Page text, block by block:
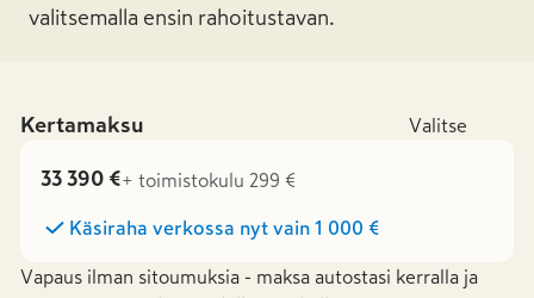
valitsemalla ensin rahoitustavan.
Kertamaksu Valitse
33 390 €+ toimistokulu 299 €
Käsiraha verkossa nyt vain 1 000 €
Vapaus ilman sitoumuksia - maksa autostasi kerralla ja